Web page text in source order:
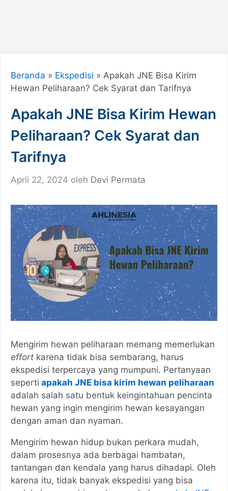
Beranda » Ekspedisi » Apakah JNE Bisa Kirim
Hewan Peliharaan? Cek Syarat dan Tarifnya
Apakah JNE Bisa Kirim Hewan
Peliharaan? Cek Syarat dan
Tarifnya
April 22, 2024 oleh Devi Permata
Mengirim hewan peliharaan memang memerlukan
effort karena tidak bisa sembarang, harus
ekspedisi terpercaya yang mumpuni. Pertanyaan
seperti apakah JNE bisa kirim hewan peliharaan
adalah salah satu bentuk keingintahuan pencinta
hewan yang ingin mengirim hewan kesayangan
dengan aman dan nyaman.
Mengirim hewan hidup bukan perkara mudah,
dalam prosesnya ada berbagai hambatan,
tantangan dan kendala yang harus dihadapi. Oleh
karena itu, tidak banyak ekspedisi yang bisa